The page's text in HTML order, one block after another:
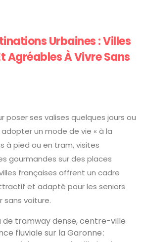
Urbaines : Villes
Agréables À Vivre Sans
poser ses valises quelques jours ou
un mode de vie « à la
à pied ou en tram, visites
gourmandes sur des places
françaises offrent un cadre
et adapté pour les seniors
sans voiture.
de tramway dense, centre-ville
fluviale sur la Garonne :